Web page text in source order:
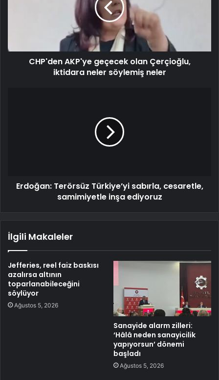
CHP'den AKP'ye geçecek olan Çerçioğlu,
iktidara neler söylemiş neler
Erdoğan: Terörsüz Türkiye’yi sabırla, cesaretle,
samimiyetle inşa ediyoruz
İlgili Makaleler
Jefferies, reel faiz baskısı
azalırsa altının
toparlanabileceğini
söylüyor
Ağustos 5, 2026
Sanayide alarm zilleri:
‘Hâlâ neden sanayicilik
yapıyorsun’ dönemi
başladı
Ağustos 5, 2026